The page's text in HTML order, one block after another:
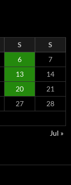
S
S
6
7
13
14
20
21
27
28
Jul »